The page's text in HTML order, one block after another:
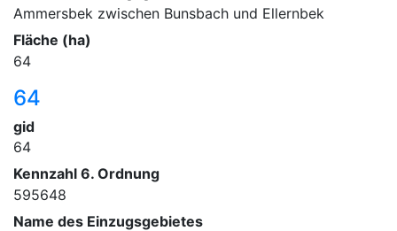
Ammersbek zwischen Bunsbach und Ellernbek
Fläche (ha)
64
64
gid
64
Kennzahl 6. Ordnung
595648
Name des Einzugsgebietes